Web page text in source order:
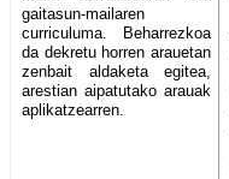
gaitasun-mailaren
curriculuma. Beharrezkoa
da dekretu horren arauetan
zenbait aldaketa egitea,
arestian aipatutako arauak
aplikatzearren.